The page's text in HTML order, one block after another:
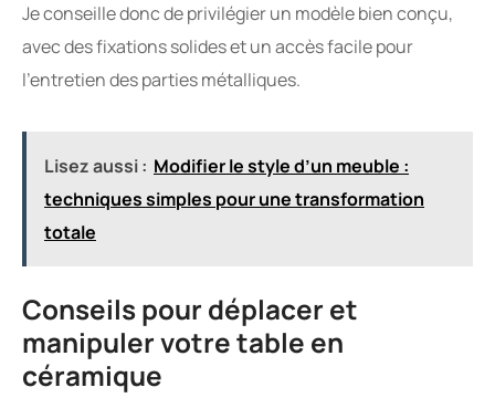
Je conseille donc de privilégier un modèle bien conçu,
avec des fixations solides et un accès facile pour
l’entretien des parties métalliques.
Lisez aussi : Modifier le style d’un meuble :
techniques simples pour une transformation
totale
Conseils pour déplacer et
manipuler votre table en
céramique